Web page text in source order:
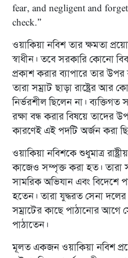
fear, and negligent and
check.”
ওয়াকিয়া নবিশ তার ক্ষমতা
স্বাধীন। তবে সরকারি কোনো
প্রকাশ করার ব্যাপারে তার উপর
তারা সম্রাট ছাড়া রাষ্ট্রের আর
নির্ভরশীল ছিলেন না।
রক্ষা বন্ধ করার বিষয়ে তাদের
কারণেই এই পদটি অর্জন করা
ওয়াকিয়া নবিশকে শুধুমাত্র
কাজেও সম্পৃক্ত করা হত। তারা
সামরিক অভিযান এবং বিদেশে
হতেন। তারা যুদ্ধরত সেনা
সম্রাটের কাছে পাঠানোর আগে
পাঠাতেন।
মূলত একজন ওয়াকিয়া নবিশ